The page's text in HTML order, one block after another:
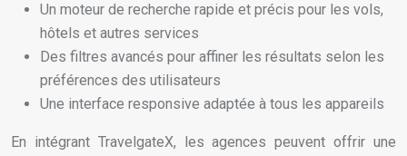
Un moteur de recherche rapide et précis pour les vols,
hôtels et autres services
Des filtres avancés pour affiner les résultats selon les
préférences des utilisateurs
Une interface responsive adaptée à tous les appareils
En intégrant TravelgateX, les agences peuvent offrir une